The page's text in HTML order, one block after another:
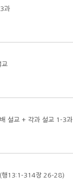
과
교
설교 + 각과 설교 1-3과
행13:1-314장 26-28)